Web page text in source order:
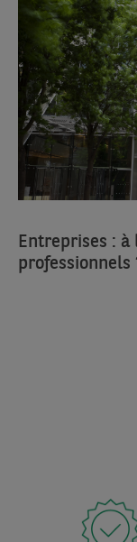
Entreprises :
professionnels